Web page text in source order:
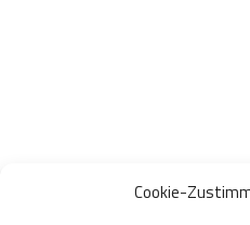
Cookie-